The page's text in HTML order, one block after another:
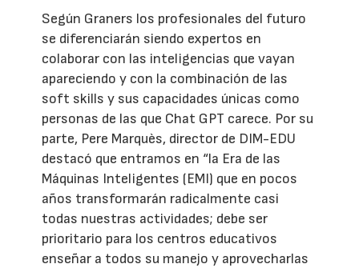
Según Graners los profesionales del futuro
se diferenciarán siendo expertos en
colaborar con las inteligencias que vayan
apareciendo y con la combinación de las
soft skills y sus capacidades únicas como
personas de las que Chat GPT carece. Por su
parte, Pere Marquès, director de DIM-EDU
destacó que entramos en “la Era de las
Máquinas Inteligentes (EMI) que en pocos
años transformarán radicalmente casi
todas nuestras actividades; debe ser
prioritario para los centros educativos
enseñar a todos su manejo y aprovecharlas